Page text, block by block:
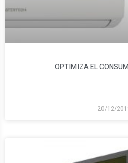
OPTIMIZA EL
20/12/